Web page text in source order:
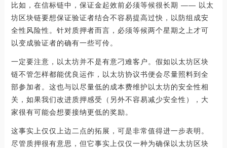
比如，在信标链中，保证金起效前必须等候很长期 —— 以太
坊区块链要想保证验证者结合不容易提高过快，以防组成安
全性风险性。针对质押者而言，必须等候两个星期之上才可
以变成验证者的确有一些可伶。
一定要注意，以太坊并不是有意刁难客户。假如以太坊区块
链不管怎样都能优良运作，以太坊协议书便会尽量照料到全
部参加者。这也与以尽量低的成本费维护以太坊的安全性相
关，如果我们改进质押感受（另外不容易减少安全性），大
家很有可能会想要接纳更低的奖励。
这事实上仅仅上边二点的拓展，可是非常值得进一步表明。
尽管质押很有意思，但它事实上仅仅一种为确保以太坊区块